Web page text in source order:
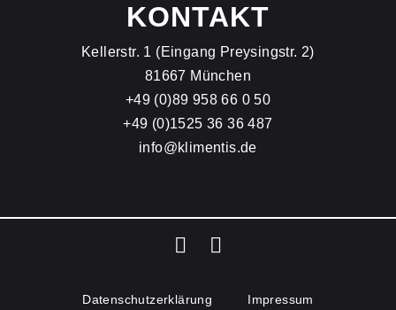
KONTAKT
Kellerstr. 1 (Eingang Preysingstr. 2)
81667 München
+49 (0)89 958 66 0 50
+49 (0)1525 36 36 487
info@klimentis.de
Datenschutz­erklärung Impressum